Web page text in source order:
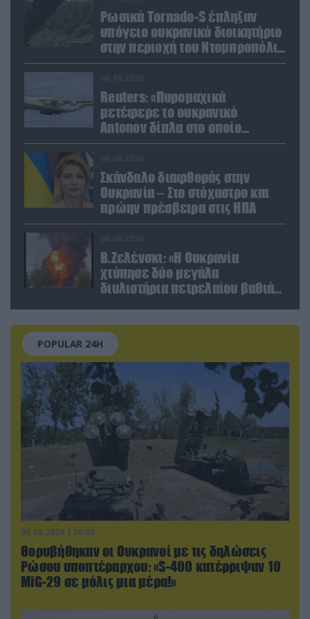
Ρωσικά Tornado-S έπληξαν
υπόγειο ουκρανικό διοικητήριο
στην περιοχή του Ντομπροπόλιε
(βίντεο)
Reuters: «Πυρομαχικά
μετέφερε το ουκρανικό
Antonov δίπλα στο οποίο
βρέθηκε το drone στη Λειψία»
Σκάνδαλο διαφθοράς στην
Ουκρανία – Στο στόχαστρο και
πρώην πρέσβειρα στις ΗΠΑ
Β.Ζελένσκι: «Η Ουκρανία
χτύπησε δύο μεγάλα
διυλιστήρια πετρελαίου βαθιά
POPULAR 24H
06.08.2026 | 00:02
Θορυβήθηκαν οι Ουκρανοί με τις δηλώσεις
Ρώσου υποπτέραρχου: «S-400 κατέρριψαν 10
MiG-29 σε μόλις μια μέρα!»